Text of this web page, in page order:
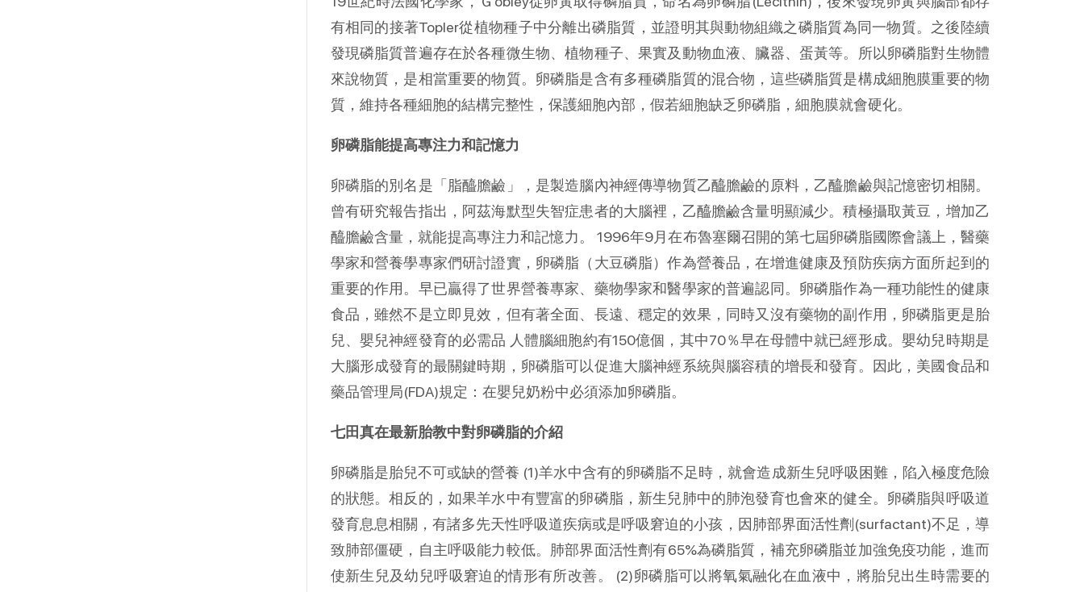
有相同的接著Topler從植物種子中分離出磷脂質，並證明其與動物組織之磷脂質為同一物質。之後陸續
發現磷脂質普遍存在於各種微生物、植物種子、果實及動物血液、臟器、蛋黃等。所以卵磷脂對生物體
來說物質，是相當重要的物質。卵磷脂是含有多種磷脂質的混合物，這些磷脂質是構成細胞膜重要的物
質，維持各種細胞的結構完整性，保護細胞內部，假若細胞缺乏卵磷脂，細胞膜就會硬化。
卵磷脂能提高專注力和記憶力
卵磷脂的別名是「脂醯膽鹼」，是製造腦內神經傳導物質乙醯膽鹼的原料，乙醯膽鹼與記憶密切相關。
曾有研究報告指出，阿茲海默型失智症患者的大腦裡，乙醯膽鹼含量明顯減少。積極攝取黃豆，增加乙
醯膽鹼含量，就能提高專注力和記憶力。 1996年9月在布魯塞爾召開的第七屆卵磷脂國際會議上，醫藥
學家和營養學專家們研討證實，卵磷脂（大豆磷脂）作為營養品，在增進健康及預防疾病方面所起到的
重要的作用。早已贏得了世界營養專家、藥物學家和醫學家的普遍認同。卵磷脂作為一種功能性的健康
食品，雖然不是立即見效，但有著全面、長遠、穩定的效果，同時又沒有藥物的副作用，卵磷脂更是胎
兒、嬰兒神經發育的必需品 人體腦細胞約有150億個，其中70％早在母體中就已經形成。嬰幼兒時期是
大腦形成發育的最關鍵時期，卵磷脂可以促進大腦神經系統與腦容積的增長和發育。因此，美國食品和
藥品管理局(FDA)規定：在嬰兒奶粉中必須添加卵磷脂。
七田真在最新胎教中對卵磷脂的介紹
卵磷脂是胎兒不可或缺的營養 (1)羊水中含有的卵磷脂不足時，就會造成新生兒呼吸困難，陷入極度危險
的狀態。相反的，如果羊水中有豐富的卵磷脂，新生兒肺中的肺泡發育也會來的健全。卵磷脂與呼吸道
發育息息相關，有諸多先天性呼吸道疾病或是呼吸窘迫的小孩，因肺部界面活性劑(surfactant)不足，導
致肺部僵硬，自主呼吸能力較低。肺部界面活性劑有65%為磷脂質，補充卵磷脂並加強免疫功能，進而
使新生兒及幼兒呼吸窘迫的情形有所改善。 (2)卵磷脂可以將氧氣融化在血液中，將胎兒出生時需要的